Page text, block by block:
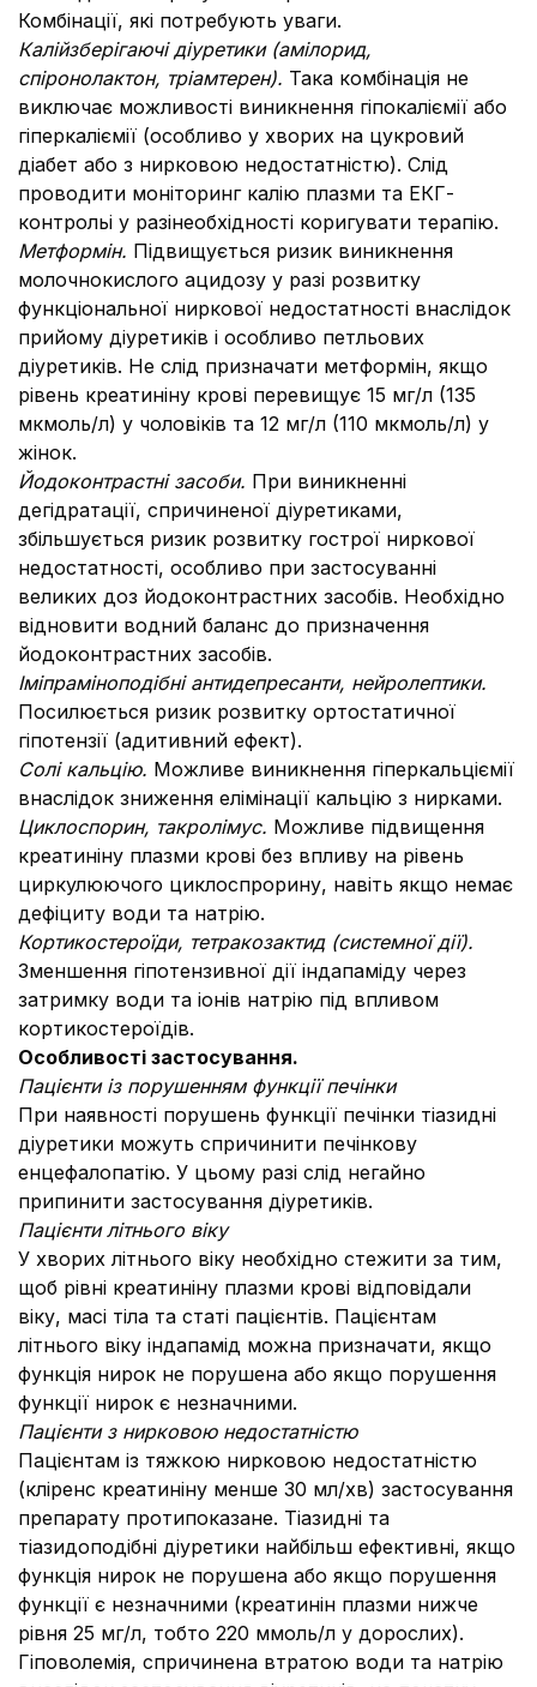
Комбінації, які потребують уваги.
Калійзберігаючі діуретики (амілорид,
спіронолактон, тріамтерен). Така комбінація не
виключає можливості виникнення гіпокаліємії або
гіперкаліємії (особливо у хворих на цукровий
діабет або з нирковою недостатністю). Слід
проводити моніторинг калію плазми та ЕКГ-
контрольі у разінеобхідності коригувати терапію.
Метформін. Підвищується ризик виникнення
молочнокислого ацидозу у разі розвитку
функціональної ниркової недостатності внаслідок
прийому діуретиків і особливо петльових
діуретиків. Не слід призначати метформін, якщо
рівень креатиніну крові перевищує 15 мг/л (135
мкмоль/л) у чоловіків та 12 мг/л (110 мкмоль/л) у
жінок.
Йодоконтрастні засоби. При виникненні
дегідратації, спричиненої діуретиками,
збільшується ризик розвитку гострої ниркової
недостатності, особливо при застосуванні
великих доз йодоконтрастних засобів. Необхідно
відновити водний баланс до призначення
йодоконтрастних засобів.
Іміпраміноподібні антидепресанти, нейролептики.
Посилюється ризик розвитку ортостатичної
гіпотензії (адитивний ефект).
Солі кальцію. Можливе виникнення гіперкальціємії
внаслідок зниження елімінації кальцію з нирками.
Циклоспорин, такролімус. Можливе підвищення
креатиніну плазми крові без впливу на рівень
циркулюючого циклоспрорину, навіть якщо немає
дефіциту води та натрію.
Кортикостероїди, тетракозактид (системної дії).
Зменшення гіпотензивної дії індапаміду через
затримку води та іонів натрію під впливом
кортикостероїдів.
Особливості застосування.
Пацієнти із порушенням функції печінки
При наявності порушень функції печінки тіазидні
діуретики можуть спричинити печінкову
енцефалопатію. У цьому разі слід негайно
припинити застосування діуретиків.
Пацієнти літнього віку
У хворих літнього віку необхідно стежити за тим,
щоб рівні креатиніну плазми крові відповідали
віку, масі тіла та статі пацієнтів. Пацієнтам
літнього віку індапамід можна призначати, якщо
функція нирок не порушена або якщо порушення
функції нирок є незначними.
Пацієнти з нирковою недостатністю
Пацієнтам із тяжкою нирковою недостатністю
(кліренс креатиніну менше 30 мл/хв) застосування
препарату протипоказане. Тіазидні та
тіазидоподібні діуретики найбільш ефективні, якщо
функція нирок не порушена або якщо порушення
функції є незначними (креатинін плазми нижче
рівня 25 мг/л, тобто 220 ммоль/л у дорослих).
Гіповолемія, спричинена втратою води та натрію